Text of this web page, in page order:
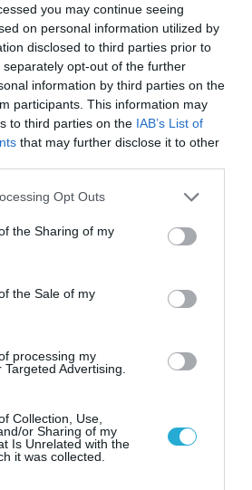
you may continue seeing
on personal information utilized by
disclosed to third parties prior to
opt-out of the further
information by third parties on the
participants. This information may
to third parties on the IAB’s List of
that may further disclose it to other
app uses one or more Google
or usage behaviour. You may click to
Google and its third-party tags to
specified purposes in below Google
Opt Outs
the Sharing of my
the Sale of my
processing my
Advertising.
Collection, Use,
or Sharing of my
Is Unrelated with the
it was collected.
με κεφαλή διασποράς
ένα από τα
διανομής στο Κίεβο
πρώτη φορά την
σοκ – Δείτε βίντεο